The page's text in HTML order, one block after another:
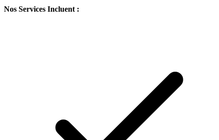
Nos Services Incluent :